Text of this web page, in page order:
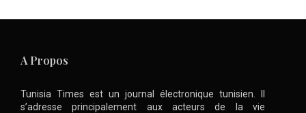
A Propos
Tunisia Times est un journal électronique tunisien. Il
s’adresse principalement aux acteurs de la vie